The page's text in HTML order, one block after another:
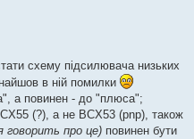
схему підсилювача низьких
в ній помилки
а повинен - до "плюса";
(?), а не BCX53 (pnp), також
говорить про це) повинен бути